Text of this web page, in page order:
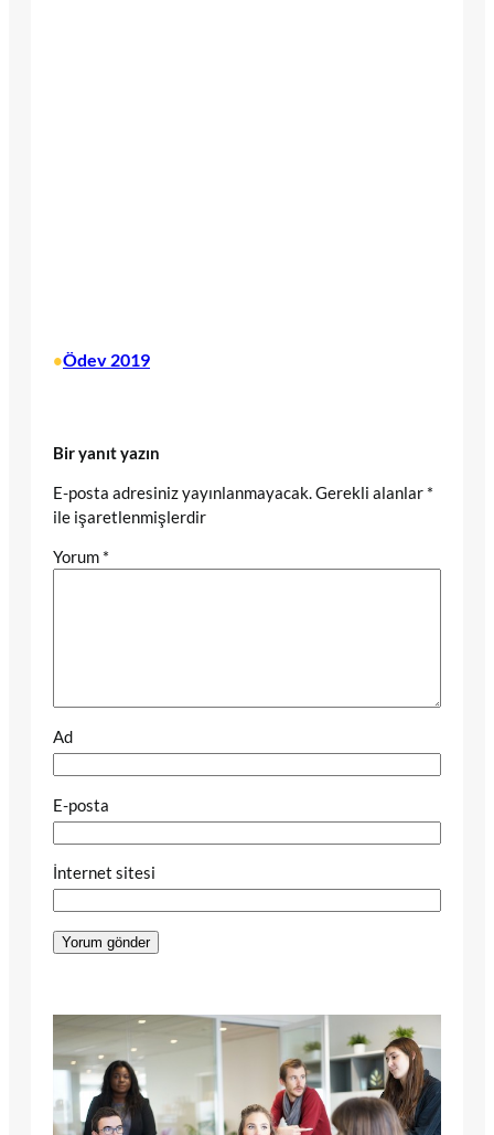
•Ödev 2019
Bir yanıt yazın
E-posta adresiniz yayınlanmayacak. Gerekli alanlar *
ile işaretlenmişlerdir
Yorum *
Ad
E-posta
İnternet sitesi